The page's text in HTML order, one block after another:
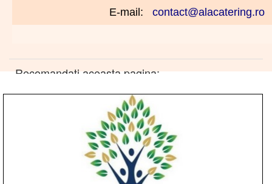
E-mail:
contact@alacatering.ro
Recomandati aceasta pagina: